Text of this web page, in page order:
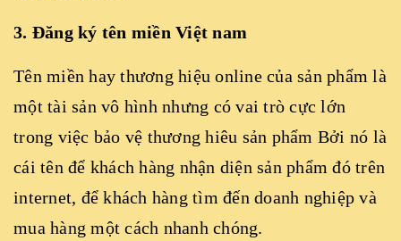
3. Đăng ký tên miền Việt nam
Tên miền hay thương hiệu online của sản phẩm là
một tài sản vô hình nhưng có vai trò cực lớn
trong việc bảo vệ thương hiêu sản phẩm Bởi nó là
cái tên để khách hàng nhận diện sản phẩm đó trên
internet, để khách hàng tìm đến doanh nghiệp và
mua hàng một cách nhanh chóng.